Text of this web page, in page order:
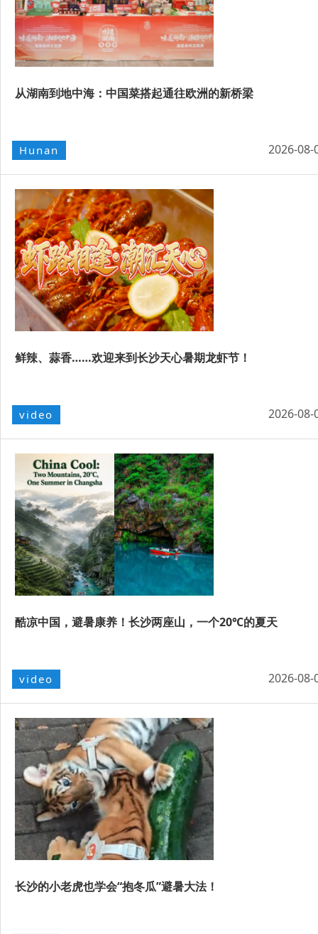
从湖南到地中海：中国菜搭起通往欧洲的新桥梁
Hunan 2026-08-
鲜辣、蒜香……欢迎来到长沙天心暑期龙虾节！
video 2026-08-
酷凉中国，避暑康养！长沙两座山，一个20℃的夏天
video 2026-08-
长沙的小老虎也学会“抱冬瓜”避暑大法！